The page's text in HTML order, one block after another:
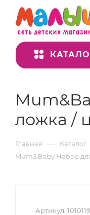
ложка /
Главная — Каталог
Mum&Baby Набор
Артикул: